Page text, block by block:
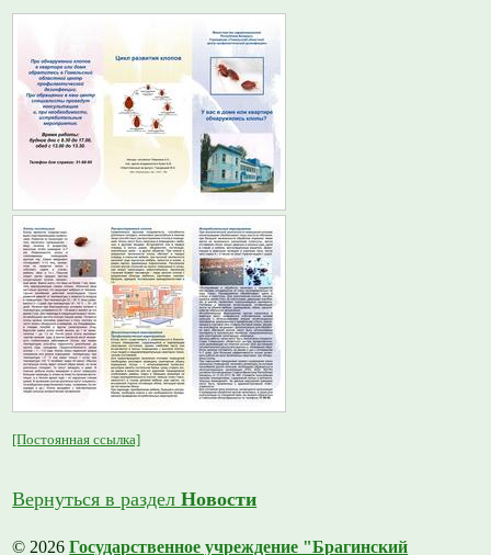
[Постоянная ссылка]
Вернуться в разделНовости
© 2026Государственное учреждение "Брагинский